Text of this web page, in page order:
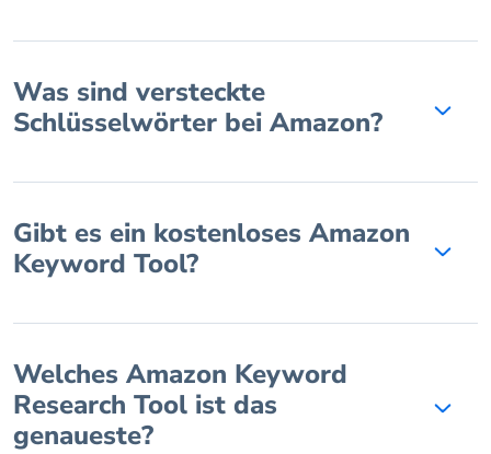
Was sind versteckte
Schlüsselwörter bei Amazon?
Gibt es ein kostenloses Amazon
Keyword Tool?
Welches Amazon Keyword
Research Tool ist das
genaueste?